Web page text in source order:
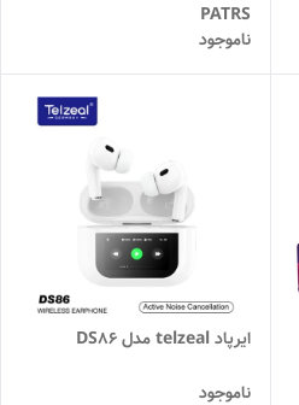
PATRS
ناموجود
ایرپاد telzeal مدل DS86
ناموجود